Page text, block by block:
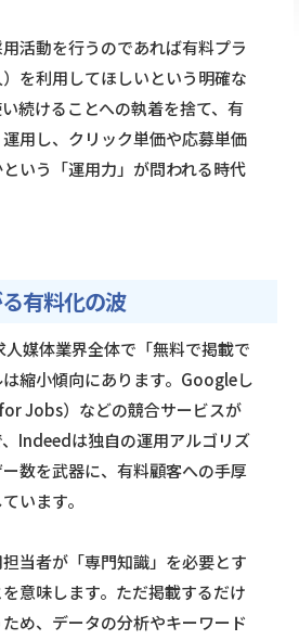
活動を行うのであれば有料プラ
を利用してほしいという明確な
続けることへの執着を捨て、有
用し、クリック単価や応募単価
いう「運用力」が問われる時代
有料化の波
媒体業界全体で「無料で掲載で
縮小傾向にあります。Googleし
Jobs）などの競合サービスが
Indeedは独自の運用アルゴリズ
数を武器に、有料顧客への手厚
います。
当者が「専門知識」を必要とす
意味します。ただ掲載するだけ
め、データの分析やキーワード